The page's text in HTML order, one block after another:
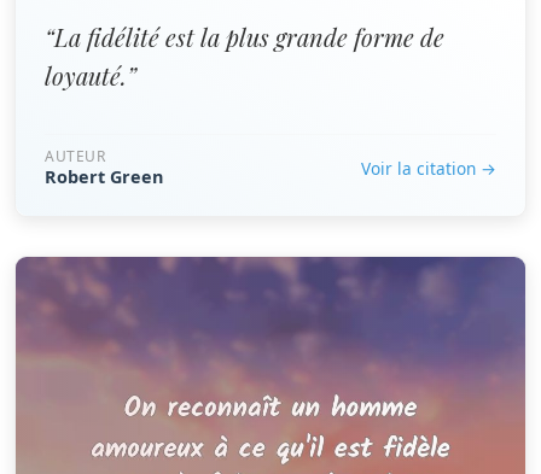
“La fidélité est la plus grande forme de
loyauté.”
AUTEUR
Robert Green Voir la citation →